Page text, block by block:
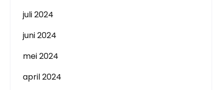
juli 2024
juni 2024
mei 2024
april 2024